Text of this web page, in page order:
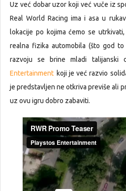
Uz već dobar uzor koji već vuče iz
Real World Racing ima i asa u
lokacije po kojima ćemo se
realna fizika automobila (što god
razvoju se brine mladi talijanski
Entertainment koji je već razvio
je predstavljen ne otkriva previše ali
uz ovu igru dobro zabaviti.